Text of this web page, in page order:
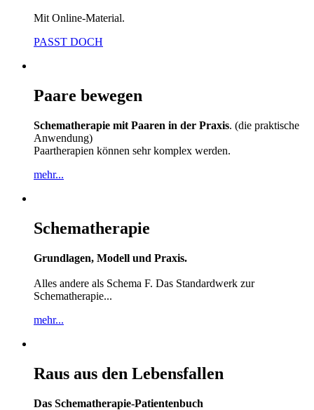
Mit Online-Material.
PASST DOCH
Paare bewegen
Schematherapie mit Paaren in der Praxis. (die praktische
Anwendung)
Paartherapien können sehr komplex werden.
mehr...
Schematherapie
Grundlagen, Modell und Praxis.
Alles andere als Schema F. Das Standardwerk zur
Schematherapie...
mehr...
Raus aus den Lebensfallen
Das Schematherapie-Patientenbuch